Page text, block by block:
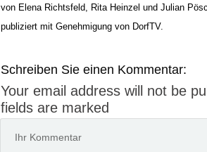
von Elena Richtsfeld, Rita Heinzel und Julian
publiziert mit Genehmigung von DorfTV.
Schreiben Sie einen Kommentar:
Your email address will not be
fields are marked